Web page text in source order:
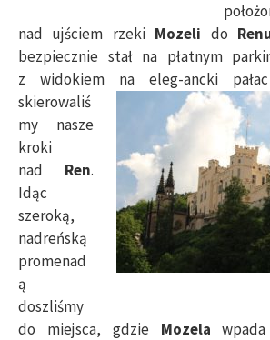
nad ujściem rzeki Mozeli do
bezpiecznie stał na płatnym
z widokiem na eleg-ancki
skierowaliś
my nasze
kroki
nad Ren.
Idąc
szeroką,
nadreńską
promenad
ą
doszliśmy
do miejsca, gdzie Mozela